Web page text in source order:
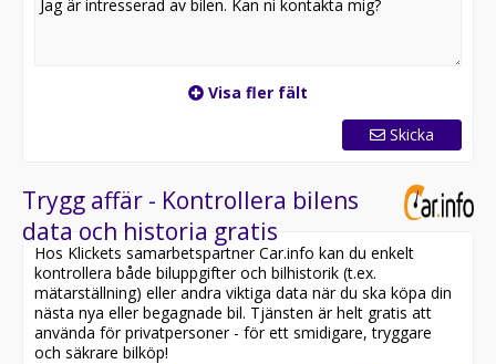
Visa fler fält
Skicka
Trygg affär - Kontrollera bilens
data och historia gratis
Hos Klickets samarbetspartner Car.info kan du enkelt
kontrollera både biluppgifter och bilhistorik (t.ex.
mätarställning) eller andra viktiga data när du ska köpa din
nästa nya eller begagnade bil. Tjänsten är helt gratis att
använda för privatpersoner - för ett smidigare, tryggare
och säkrare bilköp!